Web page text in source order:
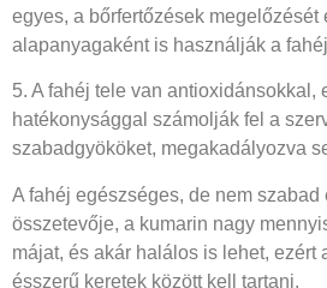
egyes, a bőrfertőzések megelőzését
alapanyagaként is használják a
5. A fahéj tele van antioxidánsokkal,
hatékonysággal számolják fel a
szabadgyököket, megakadályozva
A fahéj egészséges, de nem
összetevője, a kumarin nagy
májat, és akár halálos is lehet, ezért
ésszerű keretek között kell tartani.